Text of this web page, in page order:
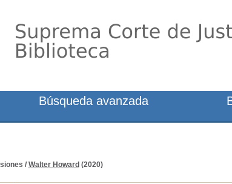
/ Walter Howard (2020)
Búsqueda avanzada